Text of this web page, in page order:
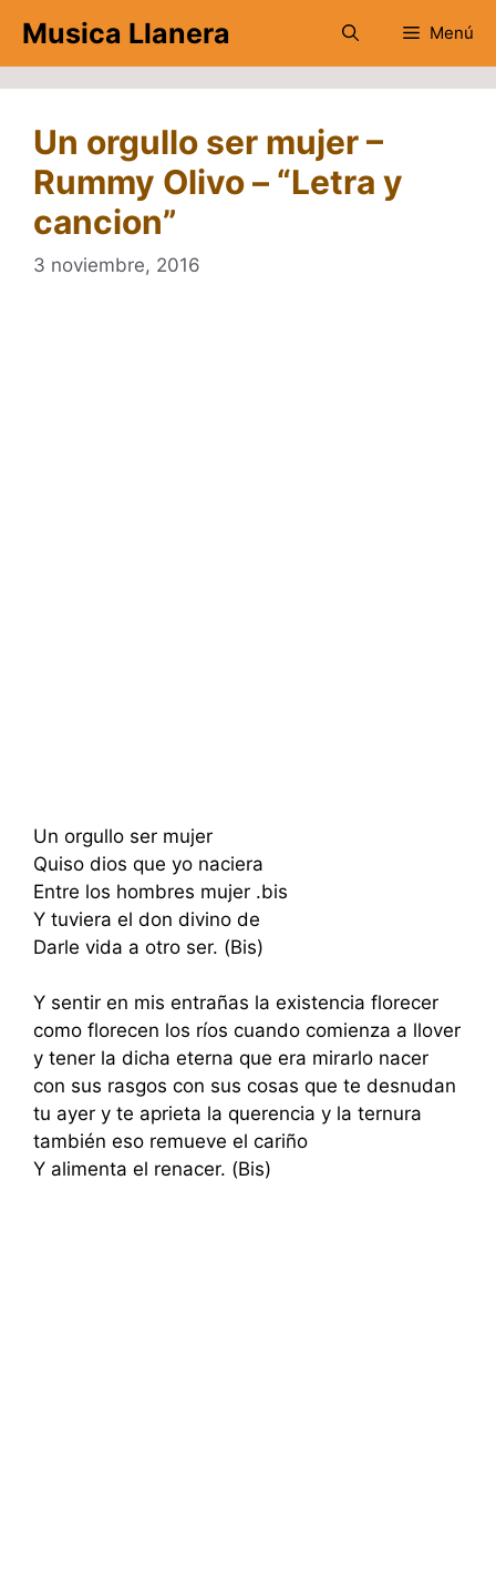
contenido
Musica Llanera Menú
Un orgullo ser mujer –
Rummy Olivo – “Letra y
cancion”
3 noviembre, 2016
Un orgullo ser mujer
Quiso dios que yo naciera
Entre los hombres mujer .bis
Y tuviera el don divino de
Darle vida a otro ser. (Bis)
Y sentir en mis entrañas la existencia florecer
como florecen los ríos cuando comienza a llover
y tener la dicha eterna que era mirarlo nacer
con sus rasgos con sus cosas que te desnudan
tu ayer y te aprieta la querencia y la ternura
también eso remueve el cariño
Y alimenta el renacer. (Bis)